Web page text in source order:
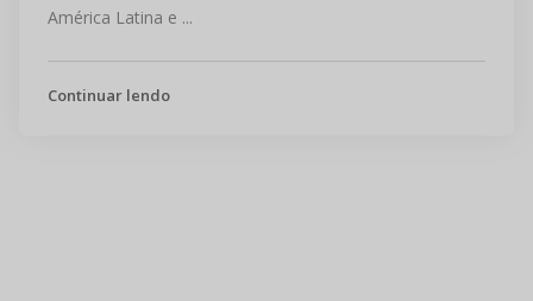
América Latina e ...
Continuar lendo